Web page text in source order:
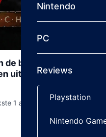
Nintendo
PC
Reviews
Playstation
Nintendo
beste en meest
uit de games
1 april grappen van